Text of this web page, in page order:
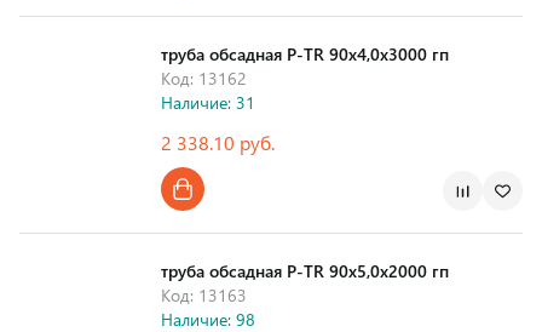
труба обсадная Р-TR 90х4,0х3000 гп
Код: 13162
Наличие: 31
2 338.10 руб.
труба обсадная Р-TR 90х5,0х2000 гп
Код: 13163
Наличие: 98